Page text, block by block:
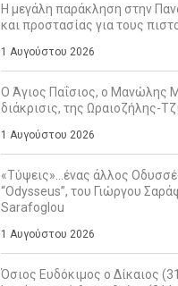
Η μεγάλη παράκληση στην
και προστασίας για τους
1 Αυγούστου 2026
Ο Άγιος Παΐσιος, ο Μανώλης
διάκρισις, της Ωραιοζήλης-
1 Αυγούστου 2026
«Τύψεις»…ένας άλλος
“Odysseus”, του Γιώργου
Sarafoglou
1 Αυγούστου 2026
Όσιος Ευδόκιμος ο Δίκαιος